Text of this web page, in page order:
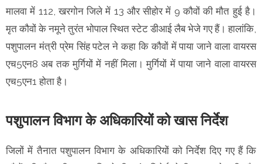
मालवा में 112, खरगोन जिले में 13 और सीहोर में 9 कौवों की मौत हुई है।
मृत कौवों के नमूने तुरंत भोपाल स्थित स्टेट डीआई लैब भेजे गए हैं। हालांकि,
पशुपालन मंत्री प्रेम सिंह पटेल ने कहा कि कौवों में पाया जाने वाला वायरस
एच5एन8 अब तक मुर्गियों में नहीं मिला। मुर्गियों में पाया जाने वाला वायरस
एच5एन1 होता है।
पशुपालन विभाग के अधिकारियों को खास निर्देश
जिलों में तैनात पशुपालन विभाग के अधिकारियों को निर्देश दिए गए हैं कि